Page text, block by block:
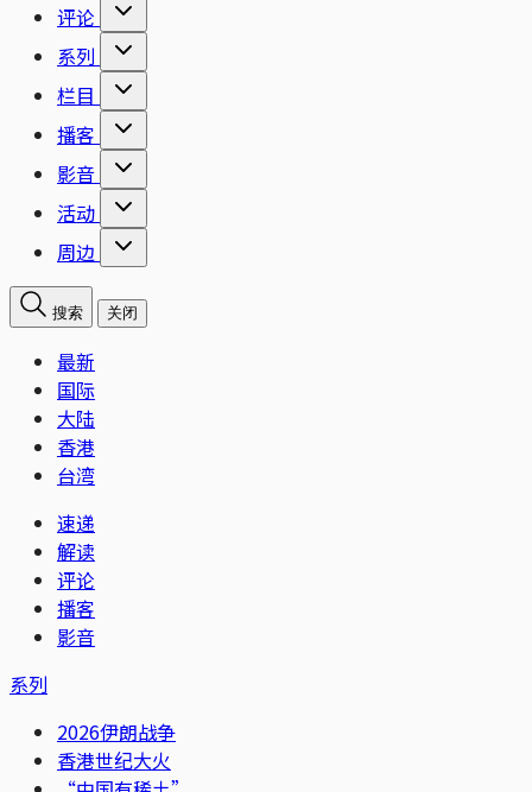
评论
系列
栏目
播客
影音
活动
周边
搜索 关闭
最新
国际
大陆
香港
台湾
速递
解读
评论
播客
影音
系列
2026伊朗战争
香港世纪大火